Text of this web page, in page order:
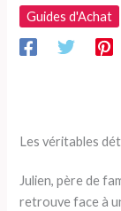
Guides d'Achat
Les véritables
Julien, père de
retrouve face à